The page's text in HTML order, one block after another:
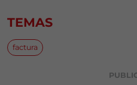
TEMAS
factura